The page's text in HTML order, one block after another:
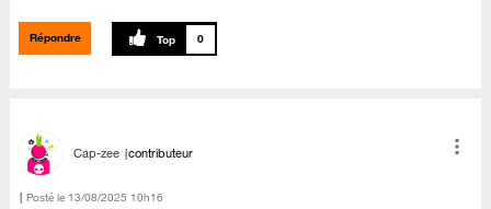
Répondre 0
Cap-zee contributeur
Posté le ‎13/08/2025 10h16